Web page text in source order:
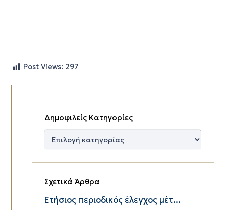
Post Views: 297
Δημοφιλείς Κατηγορίες
Δημοφιλείς
Σχετικά Άρθρα
Eτήσιος περιοδικός έλεγχος μέτ...